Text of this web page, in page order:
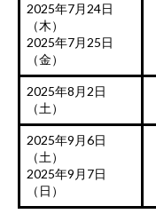
2025年7月24日
（木）
2025年7月25日
（金）
2025年8月2日
（土）
2025年9月6日
（土）
2025年9月7日
（日）